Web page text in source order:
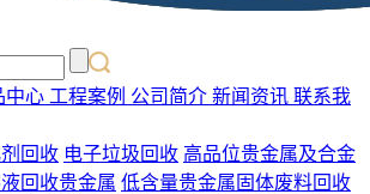
中心 工程案例 公司简介 新闻资讯 联系我
回收 电子垃圾回收 高品位贵金属及合金
回收贵金属 低含量贵金属固体废料回收